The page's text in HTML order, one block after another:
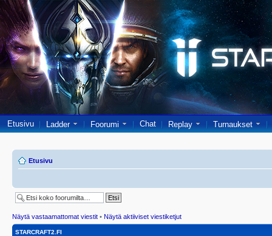
Etusivu Ladder Foorumi Chat Replay Turnaukset
Etusivu
Näytä vastaamattomat viestit • Näytä aktiiviset viestiketjut
STARCRAFT2.FI